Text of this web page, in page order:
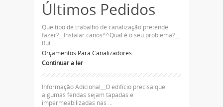
Últimos Pedidos
Que tipo de trabalho de canalização pretende
fazer?__Instalar canos^^Qual é o seu problema?__
Rut...
Orçamentos Para Canalizadores
Continuar a ler
Informação Adicional__O edificio precisa que
algumas fendas sejam tapadas e
impermeabilizadas nas ...